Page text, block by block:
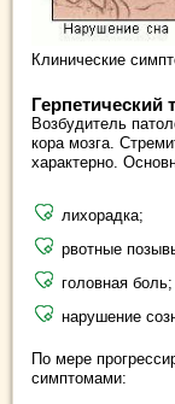
Клинические
Герпетический
Возбудитель
кора мозга.
характерно.
лихорадка;
рвотные
головная боль;
нарушение
По мере
симптомами: